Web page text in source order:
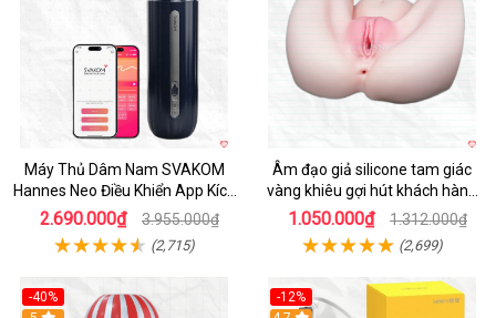
Máy Thủ Dâm Nam SVAKOM
Hannes Neo Điều Khiển App Kích
Thích
2.690.000₫ 3.955.000₫
(2,715)
Âm đạo giả silicone tam giác
vàng khiêu gợi hút khách hàng
nam
1.050.000₫ 1.312.000₫
(2,699)
-40%
-12%